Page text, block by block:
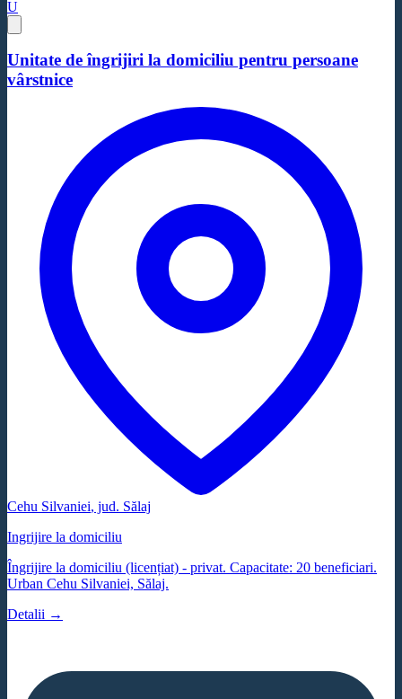
U
Unitate de îngrijiri la domiciliu pentru persoane
vârstnice
Cehu Silvaniei, jud. Sălaj
Ingrijire la domiciliu
Îngrijire la domiciliu (licențiat) - privat. Capacitate: 20 beneficiari.
Urban Cehu Silvaniei, Sălaj.
Detalii →